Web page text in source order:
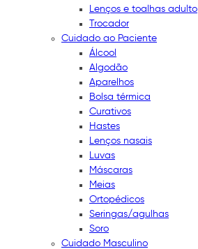
Lenços e toalhas adulto
Trocador
Cuidado ao Paciente
Álcool
Algodão
Aparelhos
Bolsa térmica
Curativos
Hastes
Lenços nasais
Luvas
Máscaras
Meias
Ortopédicos
Seringas/agulhas
Soro
Cuidado Masculino